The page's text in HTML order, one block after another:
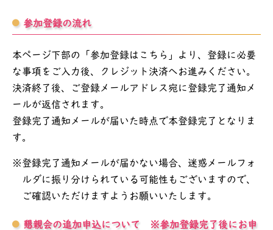
参加登録の流れ
本ページ下部の「参加登録はこちら」より、登録に必要
な事項をご入力後、クレジット決済へお進みください。
決済終了後、ご登録メールアドレス宛に登録完了通知メ
ールが返信されます。
登録完了通知メールが届いた時点で本登録完了となりま
す。
登録完了通知メールが届かない場合、迷惑メールフォ
ルダに振り分けられている可能性もございますので、
ご確認いただけますようお願いいたします。
懇親会の追加申込について ※参加登録完了後にお申